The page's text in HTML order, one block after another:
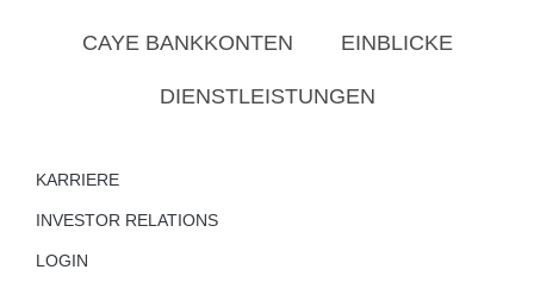
CAYE BANKKONTEN EINBLICKE
DIENSTLEISTUNGEN
KARRIERE
INVESTOR RELATIONS
LOGIN